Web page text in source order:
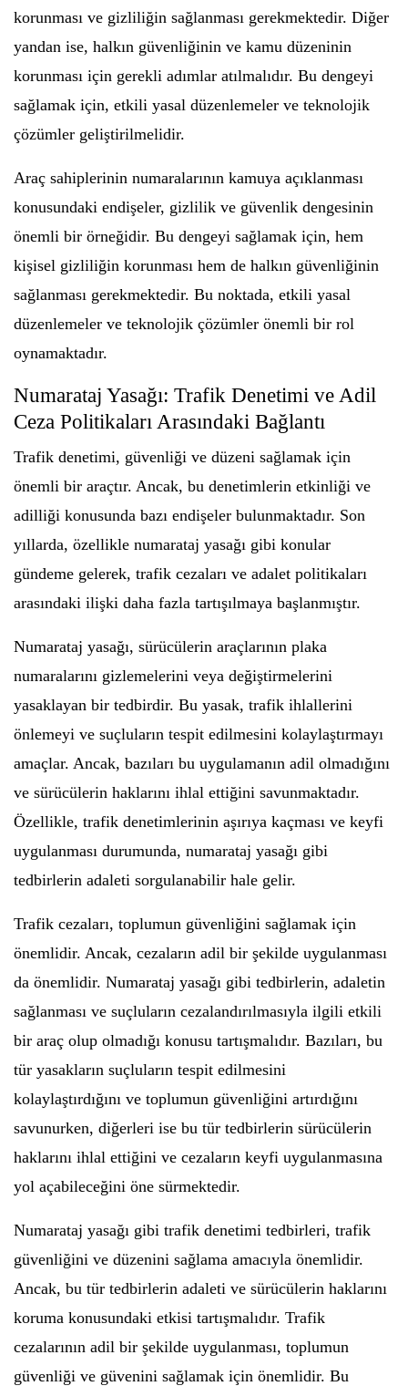
korunması ve gizliliğin sağlanması gerekmektedir. Diğer
yandan ise, halkın güvenliğinin ve kamu düzeninin
korunması için gerekli adımlar atılmalıdır. Bu dengeyi
sağlamak için, etkili yasal düzenlemeler ve teknolojik
çözümler geliştirilmelidir.
Araç sahiplerinin numaralarının kamuya açıklanması
konusundaki endişeler, gizlilik ve güvenlik dengesinin
önemli bir örneğidir. Bu dengeyi sağlamak için, hem
kişisel gizliliğin korunması hem de halkın güvenliğinin
sağlanması gerekmektedir. Bu noktada, etkili yasal
düzenlemeler ve teknolojik çözümler önemli bir rol
oynamaktadır.
Numarataj Yasağı: Trafik Denetimi ve Adil
Ceza Politikaları Arasındaki Bağlantı
Trafik denetimi, güvenliği ve düzeni sağlamak için
önemli bir araçtır. Ancak, bu denetimlerin etkinliği ve
adilliği konusunda bazı endişeler bulunmaktadır. Son
yıllarda, özellikle numarataj yasağı gibi konular
gündeme gelerek, trafik cezaları ve adalet politikaları
arasındaki ilişki daha fazla tartışılmaya başlanmıştır.
Numarataj yasağı, sürücülerin araçlarının plaka
numaralarını gizlemelerini veya değiştirmelerini
yasaklayan bir tedbirdir. Bu yasak, trafik ihlallerini
önlemeyi ve suçluların tespit edilmesini kolaylaştırmayı
amaçlar. Ancak, bazıları bu uygulamanın adil olmadığını
ve sürücülerin haklarını ihlal ettiğini savunmaktadır.
Özellikle, trafik denetimlerinin aşırıya kaçması ve keyfi
uygulanması durumunda, numarataj yasağı gibi
tedbirlerin adaleti sorgulanabilir hale gelir.
Trafik cezaları, toplumun güvenliğini sağlamak için
önemlidir. Ancak, cezaların adil bir şekilde uygulanması
da önemlidir. Numarataj yasağı gibi tedbirlerin, adaletin
sağlanması ve suçluların cezalandırılmasıyla ilgili etkili
bir araç olup olmadığı konusu tartışmalıdır. Bazıları, bu
tür yasakların suçluların tespit edilmesini
kolaylaştırdığını ve toplumun güvenliğini artırdığını
savunurken, diğerleri ise bu tür tedbirlerin sürücülerin
haklarını ihlal ettiğini ve cezaların keyfi uygulanmasına
yol açabileceğini öne sürmektedir.
Numarataj yasağı gibi trafik denetimi tedbirleri, trafik
güvenliğini ve düzenini sağlama amacıyla önemlidir.
Ancak, bu tür tedbirlerin adaleti ve sürücülerin haklarını
koruma konusundaki etkisi tartışmalıdır. Trafik
cezalarının adil bir şekilde uygulanması, toplumun
güvenliği ve güvenini sağlamak için önemlidir. Bu